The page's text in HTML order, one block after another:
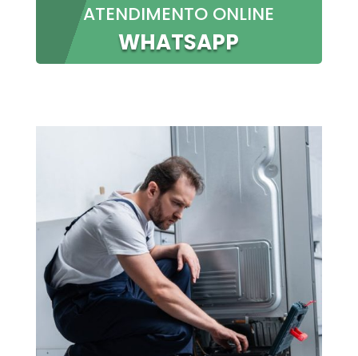
ATENDIMENTO ONLINE
WHATSAPP